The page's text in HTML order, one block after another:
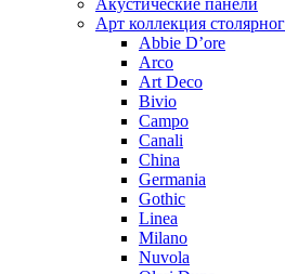
Акустические панели
Арт коллекция
Abbie D’ore
Arco
Art Deco
Bivio
Campo
Canali
China
Germania
Gothic
Linea
Milano
Nuvola